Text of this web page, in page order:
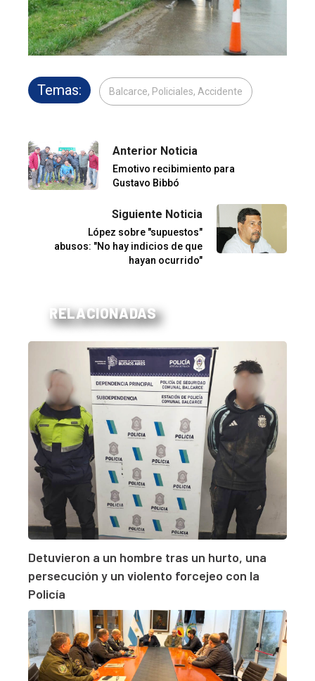
Temas: Balcarce, Policiales, Accidente
Anterior Noticia
Emotivo recibimiento para
Gustavo Bibbó
Siguiente Noticia
López sobre "supuestos"
abusos: "No hay indicios de que
hayan ocurrido"
RELACIONADAS
Detuvieron a un hombre tras un hurto, una
persecución y un violento forcejeo con la
Policía